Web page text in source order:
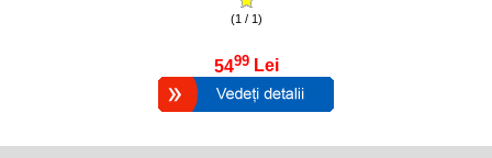
(1 / 1)
5499 Lei